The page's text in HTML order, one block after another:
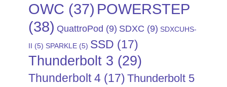
OWC (37) POWERSTEP
(38) QuattroPod (9) SDXC (9) SDXCUHS-
II (5) SPARKLE (5) SSD (17)
Thunderbolt 3 (29)
Thunderbolt 4 (17) Thunderbolt 5